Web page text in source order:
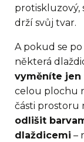
protiskluzový,
drží svůj tvar.
A pokud se
některá
vyměníte jen
celou plochu
části prostoru
odlišit
dlaždicemi –